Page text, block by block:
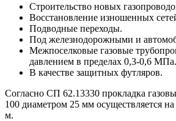
Строительство новых
Восстановление изношенных
Подводные переходы.
Под железнодорожными и
Межпоселковые газовые
давлением в пределах 0,3-0,6 МПа.
В качестве защитных футляров.
Согласно СП 62.13330 прокладка
100 диаметром 25 мм осуществляется
м.